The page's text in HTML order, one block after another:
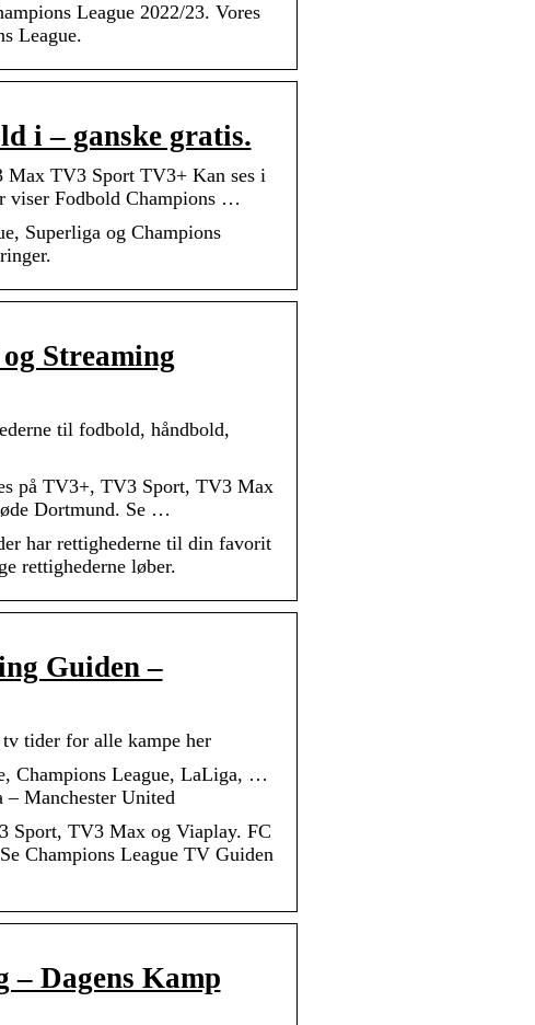
League 2022/23. Vores
League.
i – ganske gratis.
Max TV3 Sport TV3+ Kan ses i
viser Fodbold Champions …
Superliga og Champions
Streaming
til fodbold, håndbold,
på TV3+, TV3 Sport, TV3 Max
Dortmund. Se …
har rettighederne til din favorit
rettighederne løber.
Guiden –
tider for alle kampe her
Champions League, LaLiga, …
Manchester United
Sport, TV3 Max og Viaplay. FC
Champions League TV Guiden
– Dagens Kamp